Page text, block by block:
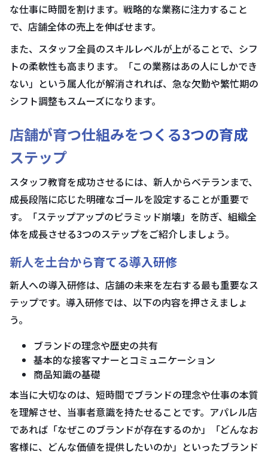
な仕事に時間を割けます。戦略的な業務に注力すること
で、店舗全体の売上を伸ばせます。
また、スタッフ全員のスキルレベルが上がることで、シフ
トの柔軟性も高まります。「この業務はあの人にしかでき
ない」という属人化が解消されれば、急な欠勤や繁忙期の
シフト調整もスムーズになります。
店舗が育つ仕組みをつくる3つの育成
ステップ
スタッフ教育を成功させるには、新人からベテランまで、
成長段階に応じた明確なゴールを設定することが重要で
す。「ステップアップのピラミッド崩壊」を防ぎ、組織全
体を成長させる3つのステップをご紹介しましょう。
新人を土台から育てる導入研修
新人への導入研修は、店舗の未来を左右する最も重要なス
テップです。導入研修では、以下の内容を押さえましょ
う。
ブランドの理念や歴史の共有
基本的な接客マナーとコミュニケーション
商品知識の基礎
本当に大切なのは、短時間でブランドの理念や仕事の本質
を理解させ、当事者意識を持たせることです。アパレル店
であれば「なぜこのブランドが存在するのか」「どんなお
客様に、どんな価値を提供したいのか」といったブランド